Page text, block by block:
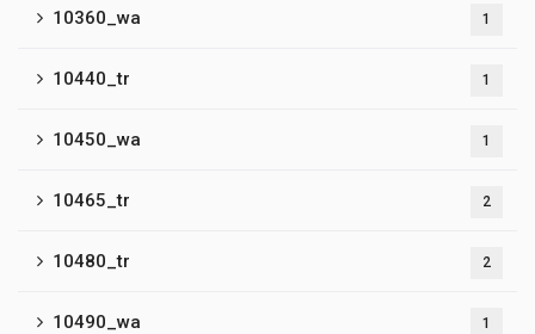
10360_wa 1
10440_tr 1
10450_wa 1
10465_tr 2
10480_tr 2
10490_wa 1